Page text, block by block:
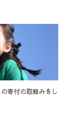
寄付の取組みをし